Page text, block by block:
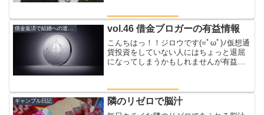
えないいつか来る晴れの日まで人間は誰
かの助けが必要なのかもし...
vol.46 借金ブロガーの有益情報
こんちはっ！！ジロウです(=ﾟωﾟ)ﾉ仮想通
貨投資をしていない人にはちょっと退屈
になってしまうかもしれませんが有益情
ましょう(^^♪１月１４日にイーサリアム
がハードフォ...
ギャンブル日記 隣のリゼロで脳汁